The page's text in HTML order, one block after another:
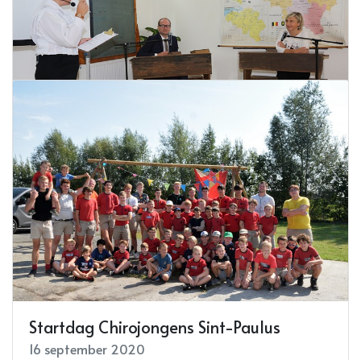
Lees meer
Start academiejaar VIVES
17 september 2020
Lees meer
Startdag Chirojongens Sint-Paulus
16 september 2020